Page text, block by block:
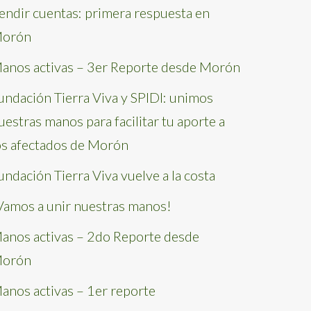
cuentas: primera respuesta en
activas – 3er Reporte desde Morón
Tierra Viva y SPIDI: unimos
manos para facilitar tu aporte a
afectados de Morón
Tierra Viva vuelve a la costa
a unir nuestras manos!
activas – 2do Reporte desde
activas – 1er reporte